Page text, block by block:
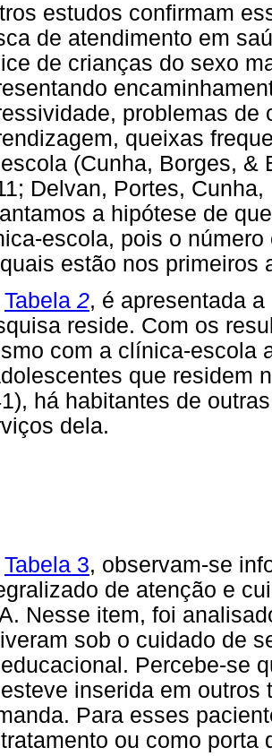
estudos confirmam
de atendimento em
de crianças do sexo
problemas de
queixas
(Cunha, Borges, &
Delvan, Portes,
a hipótese de
escola, pois o
estão nos primeiros
Tabela 2, é apresentada
reside. Com os
com a clínica-escola
que residem
há habitantes de
dela.
Tabela 3, observam-se
de atenção e
Nesse item, foi
sob o cuidado de
Percebe-se
inserida em
Para esses
ou como porta